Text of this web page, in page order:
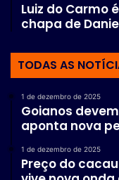
Luiz do Carmo
chapa de
TODAS AS
1 de dezembro de 2025
Goianos
aponta nova
1 de dezembro de 2025
Preço do